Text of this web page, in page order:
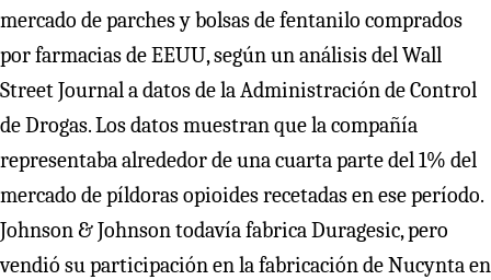
mercado de parches y bolsas de fentanilo comprados
por farmacias de EEUU, según un análisis del Wall
Street Journal a datos de la Administración de Control
de Drogas. Los datos muestran que la compañía
representaba alrededor de una cuarta parte del 1% del
mercado de píldoras opioides recetadas en ese período.
Johnson & Johnson todavía fabrica Duragesic, pero
vendió su participación en la fabricación de Nucynta en